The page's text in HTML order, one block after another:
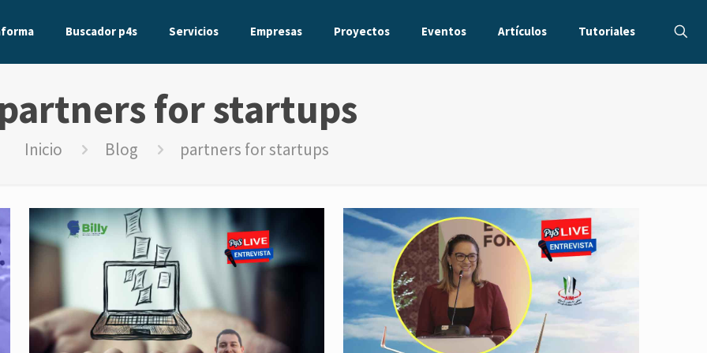
Buscador p4s Servicios Empresas Proyectos Eventos Artículos Tutoriales
for startups
Inicio Blog partners for startups